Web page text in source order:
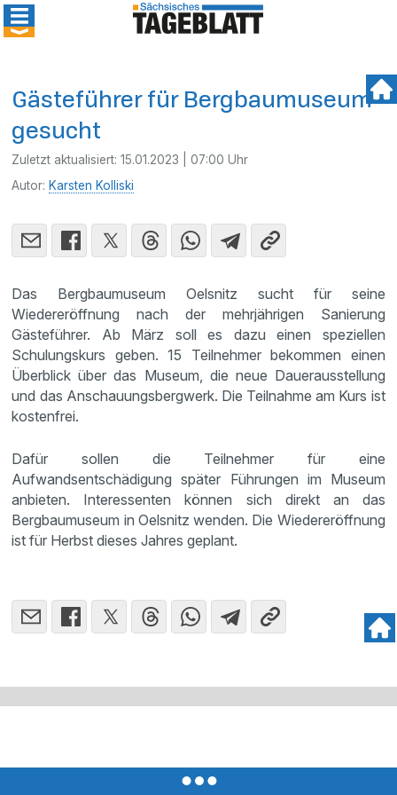
Gästeführer für Bergbaumuseum
gesucht
Zuletzt aktualisiert:15.01.2023 | 07:00 Uhr
Autor: Karsten Kolliski
Das Bergbaumuseum Oelsnitz sucht für seine
Wiedereröffnung nach der mehrjährigen Sanierung
Gästeführer. Ab März soll es dazu einen speziellen
Schulungskurs geben. 15 Teilnehmer bekommen einen
Überblick über das Museum, die neue Dauerausstellung
und das Anschauungsbergwerk. Die Teilnahme am Kurs ist
kostenfrei.
Dafür sollen die Teilnehmer für eine
Aufwandsentschädigung später Führungen im Museum
anbieten. Interessenten können sich direkt an das
Bergbaumuseum in Oelsnitz wenden. Die Wiedereröffnung
ist für Herbst dieses Jahres geplant.